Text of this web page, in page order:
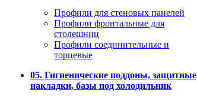
Профили для стеновых панелей
Профили фронтальные для
столешниц
Профили соединительные и
торцевые
05. Гигиенические поддоны, защитные
накладки, базы под холодильник